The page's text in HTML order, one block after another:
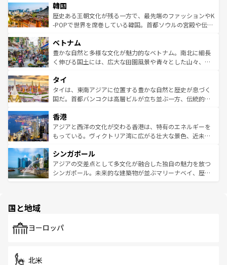
ワイを、存分に味わってほしい。 なお、新着のハワイ情報
はコンテンツ一覧を参照してほしい。
いる。アクティビティも充実しており、サーフィンやダイ
ビング、ハイキングなど、アウトドア好きにはたまらな
い。オーストラリアの多彩な魅力を存分に味わいつくそ
参照してほしい。
ン）、静ひつな山岳地帯である台湾東部など、都市の喧騒
と山間の静けさが共存しており、訪れる人に新しい発見と
驚きをもたらしてくれる。また、奥深い台湾の食文化も魅
容にもいいと評判のスイーツなど、バラエティ豊かな料理
が味わえる。 なお、新着の台湾情報は コンテンツ一覧を参
照してほしい。
韓国
歴史ある王朝文化が残る一方で、最先端のファッションやK
-POPで世界を席巻している韓国。首都ソウルの宮殿や伝統
き、地方に足を延ばせば四季折々の自然美を楽しむことが
できる。そして、キムチや焼肉、絶品のストリートフード
まで、さまざまな韓国料理が待っている。夜には、韓国な
リティに包まれながら、韓国の多彩な魅力を心ゆくまで味
わってみてほしい。 なお、新着の韓国情報はコンテンツ一
覧を参照してほしい。
ベトナム
豊かな自然と多様な文化が魅力的なベトナム。南北に細長
く伸びる国土には、広大な田園風景や青々とした山々、世
急速な発展と共に伝統が息づく。ハノイの古い町並みやホ
ーチミン市のフランス統治時代の建物も、独特の雰囲気を
醸し出している。また、バラエティの豊かさとおいしさで
とつ。フォーやバインミー、ベトナムコーヒーなどは、ぜ
ひ現地で味わいたい。どの地域を訪れてもあたたかい人々
が旅行者を迎えてくれるので、きっと忘れられない旅にな
参照してほしい。
タイ
タイは、東南アジアに位置する豊かな自然と歴史が息づく
国だ。首都バンコクは高層ビルが立ち並ぶ一方、伝統的な
の活気が交差している。北部ではチェンマイなどの山岳地
帯で自然と触れ合い、南部ではプーケットやクラビの美し
いビーチでリゾート気分を楽しむことができる。タイ料理
激する。気候は一年中温暖で、どの季節にも異なる楽しみ
が待っている。親しみやすいタイの人々、仏教を中心とし
た文化、そして多様な観光資源が、訪れる旅人を魅了し続
香港
アジアと西洋の文化が交わる香港は、特有のエネルギーを
もっている。ヴィクトリア湾に広がる壮大な景色、近未来
み、どこを訪れても感動するはず。観光スポットが密集し
ており、効率よく見どころを回れるのも魅力。息をのむよ
うな絶景から文化的な体験まで、香港を存分に楽しみ尽く
シンガポール
アジアの交差点として多文化が融合した独自の魅力を放つ
シンガポール。未来的な建築物が並ぶマリーナベイ、歴史
で、ホーカーズは地元の風情を楽しめる外せないスポット
国と地域
ヨーロッパ
北米